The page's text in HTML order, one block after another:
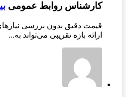
کارشناس روابط عمومی
قیمت دقیق بدون بررسی
ارائه بازه تقریبی می‌تواند به...